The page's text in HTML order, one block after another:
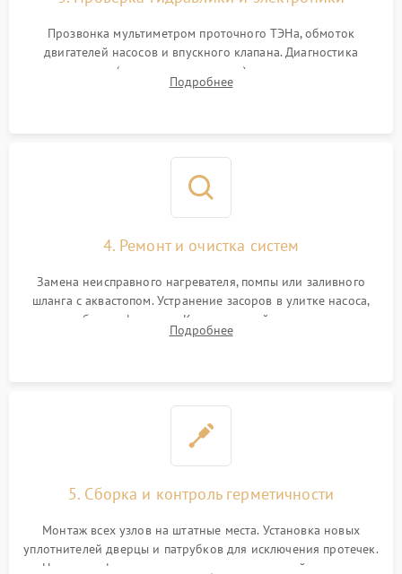
Прозвонка мультиметром проточного ТЭНа, обмоток
двигателей насосов и впускного клапана. Диагностика
прессостата (датчика уровня воды), датчика мутности,
концевика дверцы и электронного модуля управления.
Подробнее
4. Ремонт и очистка систем
Замена неисправного нагревателя, помпы или заливного
шланга с аквастопом. Устранение засоров в улитке насоса,
патрубках и фильтрах. Компонентный ремонт платы
управления, восстановление поврежденной проводки.
Подробнее
5. Сборка и контроль герметичности
Монтаж всех узлов на штатные места. Установка новых
уплотнителей дверцы и патрубков для исключения протечек.
Надежная фиксация хомутов гидравлической системы,